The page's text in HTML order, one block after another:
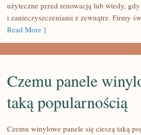
CZYSZCZENIA
użyteczne przed renowacją lub wtedy,
i zanieczyszczeniami z zewnątrz. Firmy
Read More ]
Czemu panele
taką popularnością
Czemu winylowe panele się cieszą taką